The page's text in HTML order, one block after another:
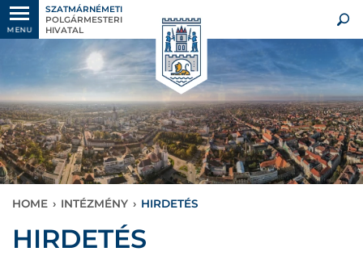
MENU
SZATMÁRNÉMETI
POLGÁRMESTERI
HIVATAL
HOME › INTÉZMÉNY › HIRDETÉS
HIRDETÉS